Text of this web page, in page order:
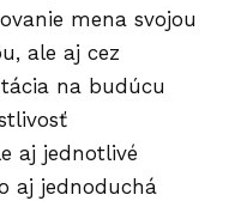
mena svojou
ale aj cez
na budúcu
aj jednotlivé
aj jednoduchá